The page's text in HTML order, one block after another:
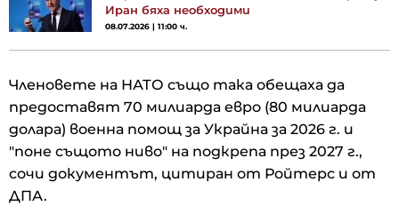
Иран бяха необходими
08.07.2026 | 11:00 ч.
Членовете на НАТО също така обещаха да
предоставят 70 милиарда евро (80 милиарда
долара) военна помощ за Украйна за 2026 г. и
"поне същото ниво" на подкрепа през 2027 г.,
сочи документът, цитиран от Ройтерс и от
ДПА.